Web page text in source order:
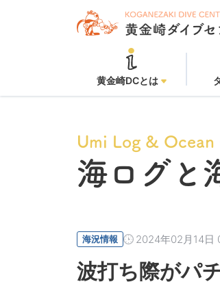
黄金崎DCとは
Umi Log &
海ログと
海況情報 2024年02月14日
波打ち際がパ